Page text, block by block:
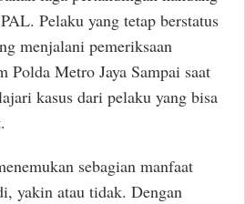
Pelaku yang tetap berstatus
menjalani pemeriksaan
Polda Metro Jaya Sampai saat
kasus dari pelaku yang bisa
sebagian manfaat
yakin atau tidak. Dengan